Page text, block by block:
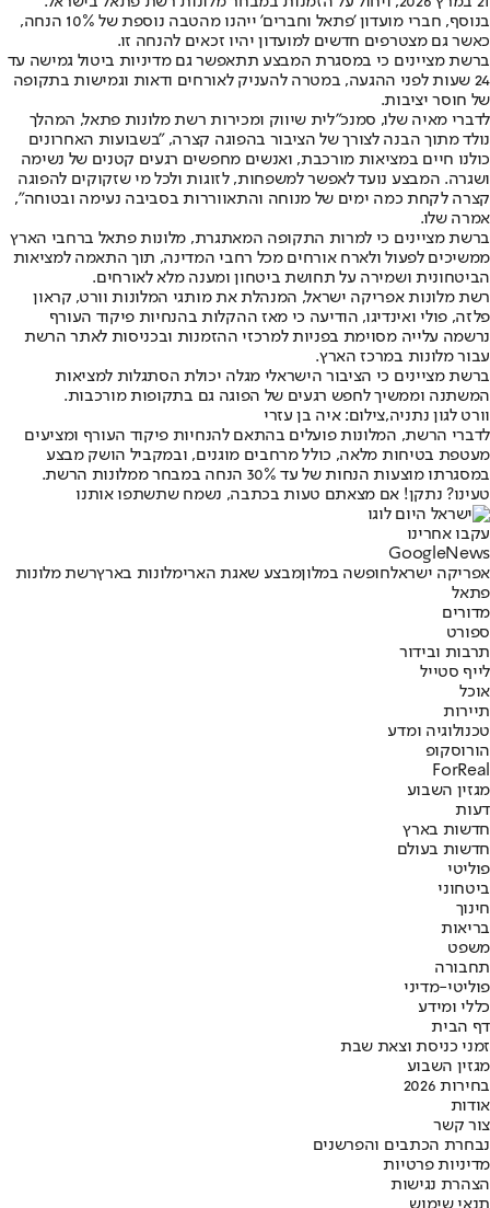
בנוסף, חברי מועדון 'פתאל וחברים' ייהנו מהטבה נוספת של 10% הנחה,
כאשר גם מצטרפים חדשים למועדון יהיו זכאים להנחה זו.
ברשת מציינים כי במסגרת המבצע תתאפשר גם מדיניות ביטול גמישה עד
24 שעות לפני ההגעה, במטרה להעניק לאורחים ודאות וגמישות בתקופה
של חוסר יציבות.
לדברי מאיה שלו, סמנכ”לית שיווק ומכירות רשת מלונות פתאל, המהלך
נולד מתוך הבנה לצורך של הציבור בהפוגה קצרה, "בשבועות האחרונים
כולנו חיים במציאות מורכבת, ואנשים מחפשים רגעים קטנים של נשימה
ושגרה. המבצע נועד לאפשר למשפחות, לזוגות ולכל מי שזקוקים להפוגה
קצרה לקחת כמה ימים של מנוחה והתאווררות בסביבה נעימה ובטוחה",
אמרה שלו.
ברשת מציינים כי למרות התקופה המאתגרת, מלונות פתאל ברחבי הארץ
ממשיכים לפעול ולארח אורחים מכל רחבי המדינה, תוך התאמה למציאות
הביטחונית ושמירה על תחושת ביטחון ומענה מלא לאורחים.
רשת מלונות אפריקה ישראל, המנהלת את מותגי המלונות וורט, קראון
פלזה, פולי ואינדיגו, הודיעה כי מאז ההקלות בהנחיות פיקוד העורף
נרשמה עלייה מסוימת בפניות למרכזי ההזמנות ובכניסות לאתר הרשת
עבור מלונות במרכז הארץ.
ברשת מציינים כי הציבור הישראלי מגלה יכולת הסתגלות למציאות
המשתנה וממשיך לחפש רגעים של הפוגה גם בתקופות מורכבות.
וורט לגון נתניה,צילום: איה בן עזרי
לדברי הרשת, המלונות פועלים בהתאם להנחיות פיקוד העורף ומציעים
מעטפת בטיחות מלאה, כולל מרחבים מוגנים, ובמקביל הושק מבצע
במסגרתו מוצעות הנחות של עד 30% הנחה במבחר ממלונות הרשת.
טעינו? נתקן! אם מצאתם טעות בכתבה, נשמח שתשתפו אותנו
עקבו אחרינו
Googl eNews
אפריקה ישראלחופשה במלוןמבצע שאגת הארימלונות בארץרשת מלונות
פתאל
מדורים
ספורט
תרבות ובידור
לייף סטייל
אוכל
תיירות
טכנולוגיה ומדע
הורוסקופ
ForReal
מגזין השבוע
דעות
חדשות בארץ
חדשות בעולם
פוליטי
ביטחוני
חינוך
בריאות
משפט
תחבורה
פוליטי-מדיני
כללי ומידע
דף הבית
זמני כניסת וצאת שבת
מגזין השבוע
בחירות 2026
אודות
צור קשר
נבחרת הכתבים והפרשנים
מדיניות פרטיות
הצהרת נגישות
תנאי שימוש